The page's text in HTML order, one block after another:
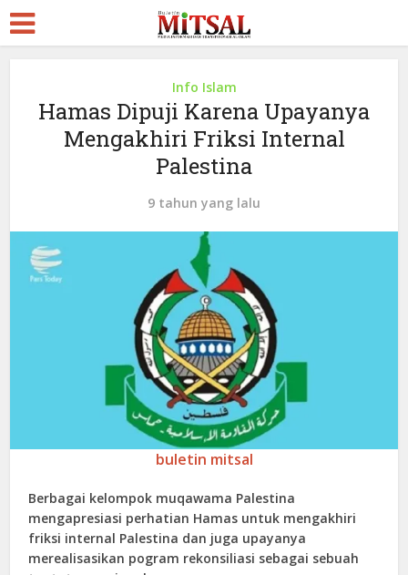
Info Islam
Hamas Dipuji Karena Upayanya
Mengakhiri Friksi Internal
Palestina
9 tahun yang lalu
buletin mitsal
Berbagai kelompok muqawama Palestina
mengapresiasi perhatian Hamas untuk mengakhiri
friksi internal Palestina dan juga upayanya
merealisasikan pogram rekonsiliasi sebagai sebuah